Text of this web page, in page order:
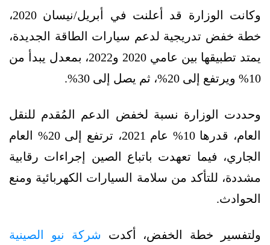
وكانت الوزارة قد أعلنت في أبريل/نيسان 2020،
خطة خفض تدريجية لدعم سيارات الطاقة الجديدة،
يمتد تطبيقها بين عامي 2020 و2022، بمعدل يبدأ من
10% ويرتفع إلى 20%، ثم يصل إلى 30%.
وحددت الوزارة نسبة لخفض الدعم المُقدم للنقل
العام، قدرها 10% عام 2021، ترتفع إلى 20% العام
الجاري، فيما تعهدت باتباع الصين إجراءات رقابية
مشددة، للتأكد من سلامة السيارات الكهربائية ومنع
الحوادث.
ولتفسير خطة الخفض، أكدت شركة نيو الصينية